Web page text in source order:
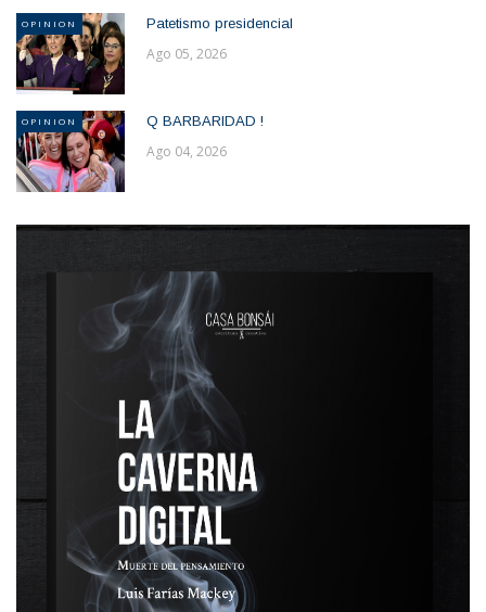
OPINION Patetismo presidencial
Ago 05, 2026
OPINION Q BARBARIDAD !
Ago 04, 2026